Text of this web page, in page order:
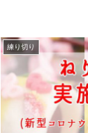
練り切り